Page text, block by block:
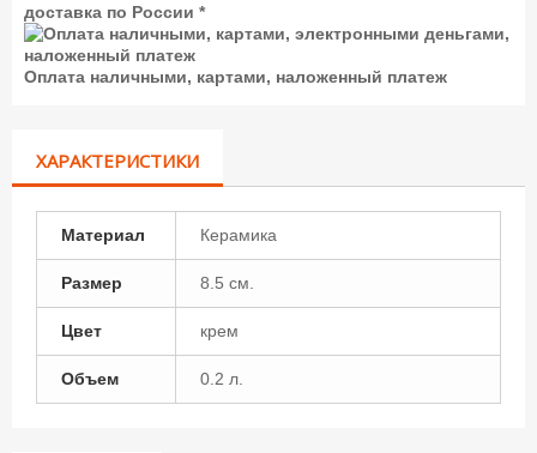
доставка по России *
Оплата наличными, картами, наложенный платеж
ХАРАКТЕРИСТИКИ
Материал Керамика
Размер 8.5 см.
Цвет крем
Объем 0.2 л.